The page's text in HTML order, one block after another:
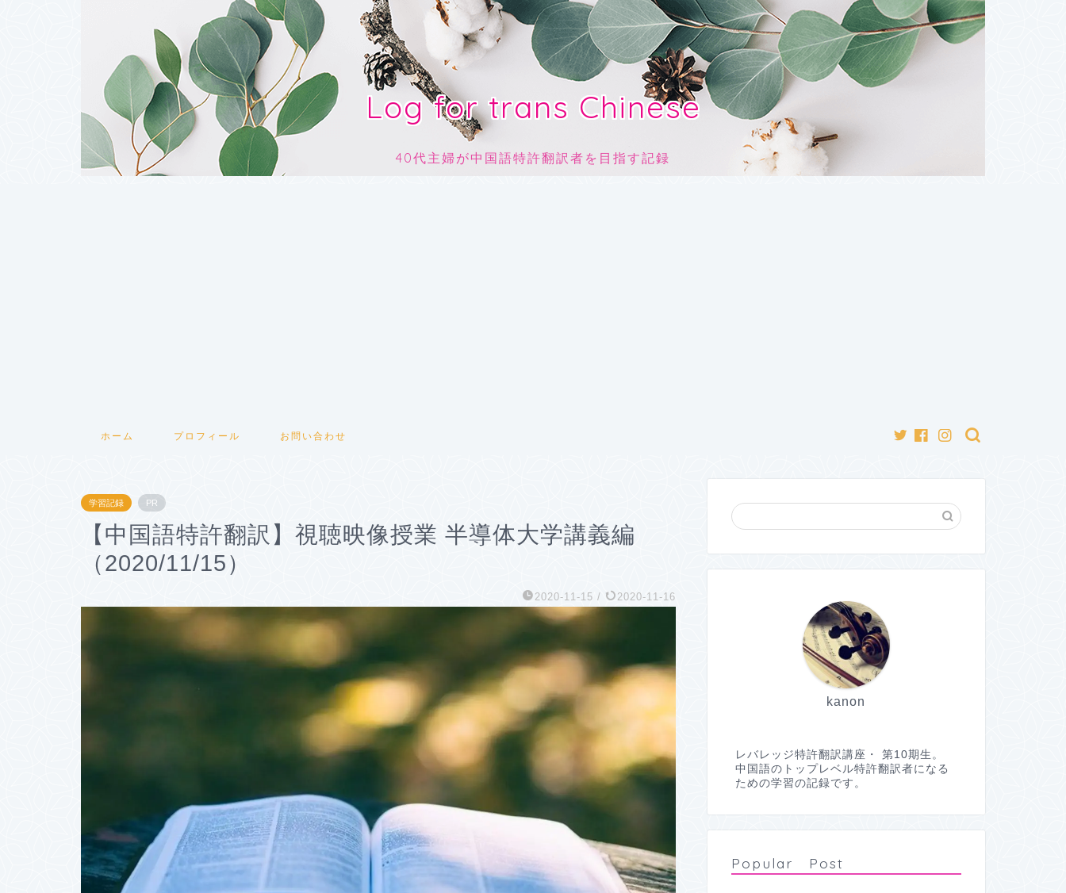
Log for trans Chinese
40代主婦が中国語特許翻訳者を目指す記録
ホーム プロフィール お問い合わせ
学習記録 PR
【中国語特許翻訳】視聴映像授業 半導体大学講義編
（2020/11/15）
2020-11-15 / 2020-11-16
kanon
レバレッジ特許翻訳講座・ 第10期生。
中国語のトップレベル特許翻訳者になる
ための学習の記録です。
Popular Post